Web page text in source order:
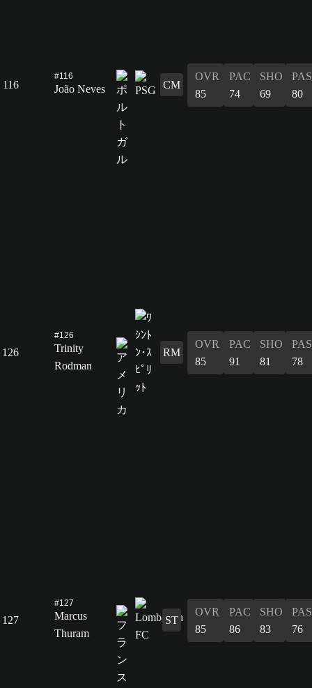
116
#116
João Neves CM
OVR
85
PAC
74
SHO
69
PAS
80
126
#126
Trinity
Rodman
RM
OVR
85
PAC
91
SHO
81
PAS
78
127
#127
Marcus
Thuram
ST
OVR
85
PAC
86
SHO
83
PAS
76